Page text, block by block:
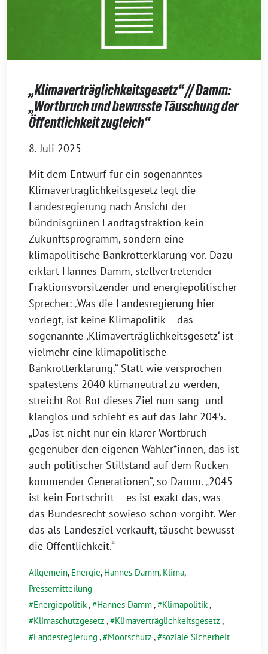
„Klimaverträglichkeitsgesetz“ // Damm:
„Wortbruch und bewusste Täuschung der
Öffentlichkeit zugleich“
8. Juli 2025
Mit dem Entwurf für ein sogenanntes
Klimaverträglichkeitsgesetz legt die
Landesregierung nach Ansicht der
bündnisgrünen Landtagsfraktion kein
Zukunftsprogramm, sondern eine
klimapolitische Bankrotterklärung vor. Dazu
erklärt Hannes Damm, stellvertretender
Fraktionsvorsitzender und energiepolitischer
Sprecher: „Was die Landesregierung hier
vorlegt, ist keine Klimapolitik – das
sogenannte ,Klimaverträglichkeitsgesetz‘ ist
vielmehr eine klimapolitische
Bankrotterklärung.“ Statt wie versprochen
spätestens 2040 klimaneutral zu werden,
streicht Rot-Rot dieses Ziel nun sang- und
klanglos und schiebt es auf das Jahr 2045.
„Das ist nicht nur ein klarer Wortbruch
gegenüber den eigenen Wähler*innen, das ist
auch politischer Stillstand auf dem Rücken
kommender Generationen“, so Damm. „2045
ist kein Fortschritt – es ist exakt das, was
das Bundesrecht sowieso schon vorgibt. Wer
das als Landesziel verkauft, täuscht bewusst
die Öffentlichkeit.“
Allgemein, Energie, Hannes Damm, Klima,
Pressemitteilung
Energiepolitik, Hannes Damm, Klimapolitik,
Klimaschutzgesetz , Klimaverträglichkeitsgesetz ,
Landesregierung , Moorschutz , soziale Sicherheit